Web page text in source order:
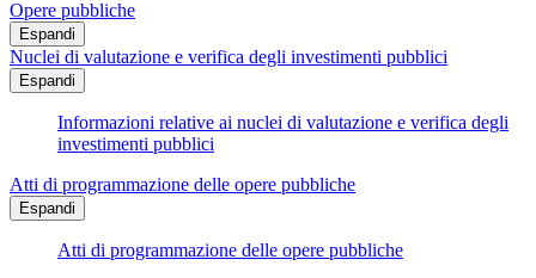
Opere pubbliche
Espandi
Nuclei di valutazione e verifica degli investimenti pubblici
Espandi
Informazioni relative ai nuclei di valutazione e verifica degli
investimenti pubblici
Atti di programmazione delle opere pubbliche
Espandi
Atti di programmazione delle opere pubbliche